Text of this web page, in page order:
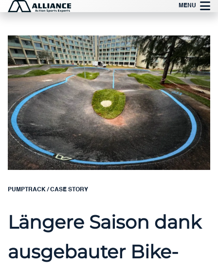
Zum
MENU
PUMPTRACK/CASE STORY
Längere Saison dank
ausgebauter Bike-